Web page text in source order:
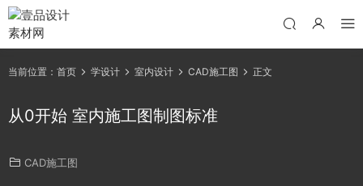
当前位置： 首页 学设计 室内设计 CAD施工图 正文
从0开始 室内施工图制图标准
CAD施工图